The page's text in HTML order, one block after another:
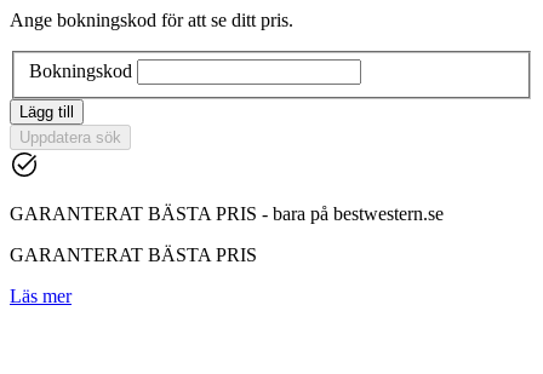
Ange bokningskod för att se ditt pris.
Bokningskod
Lägg till
Uppdatera sök
GARANTERAT BÄSTA PRIS - bara på bestwestern.se
GARANTERAT BÄSTA PRIS
Läs mer